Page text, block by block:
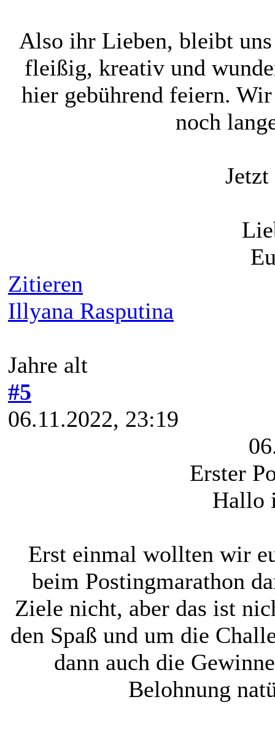
Also ihr Lieben, bleibt
fleißig, kreativ und
hier gebührend feiern.
noch
Zitieren
Illyana Rasputina
Jahre alt
#5
06.11.2022, 23:19
Erster
Hallo
Erst einmal wollten wir
beim Postingmarathon
Ziele nicht, aber das ist
den Spaß und um die
dann auch die
Belohnung